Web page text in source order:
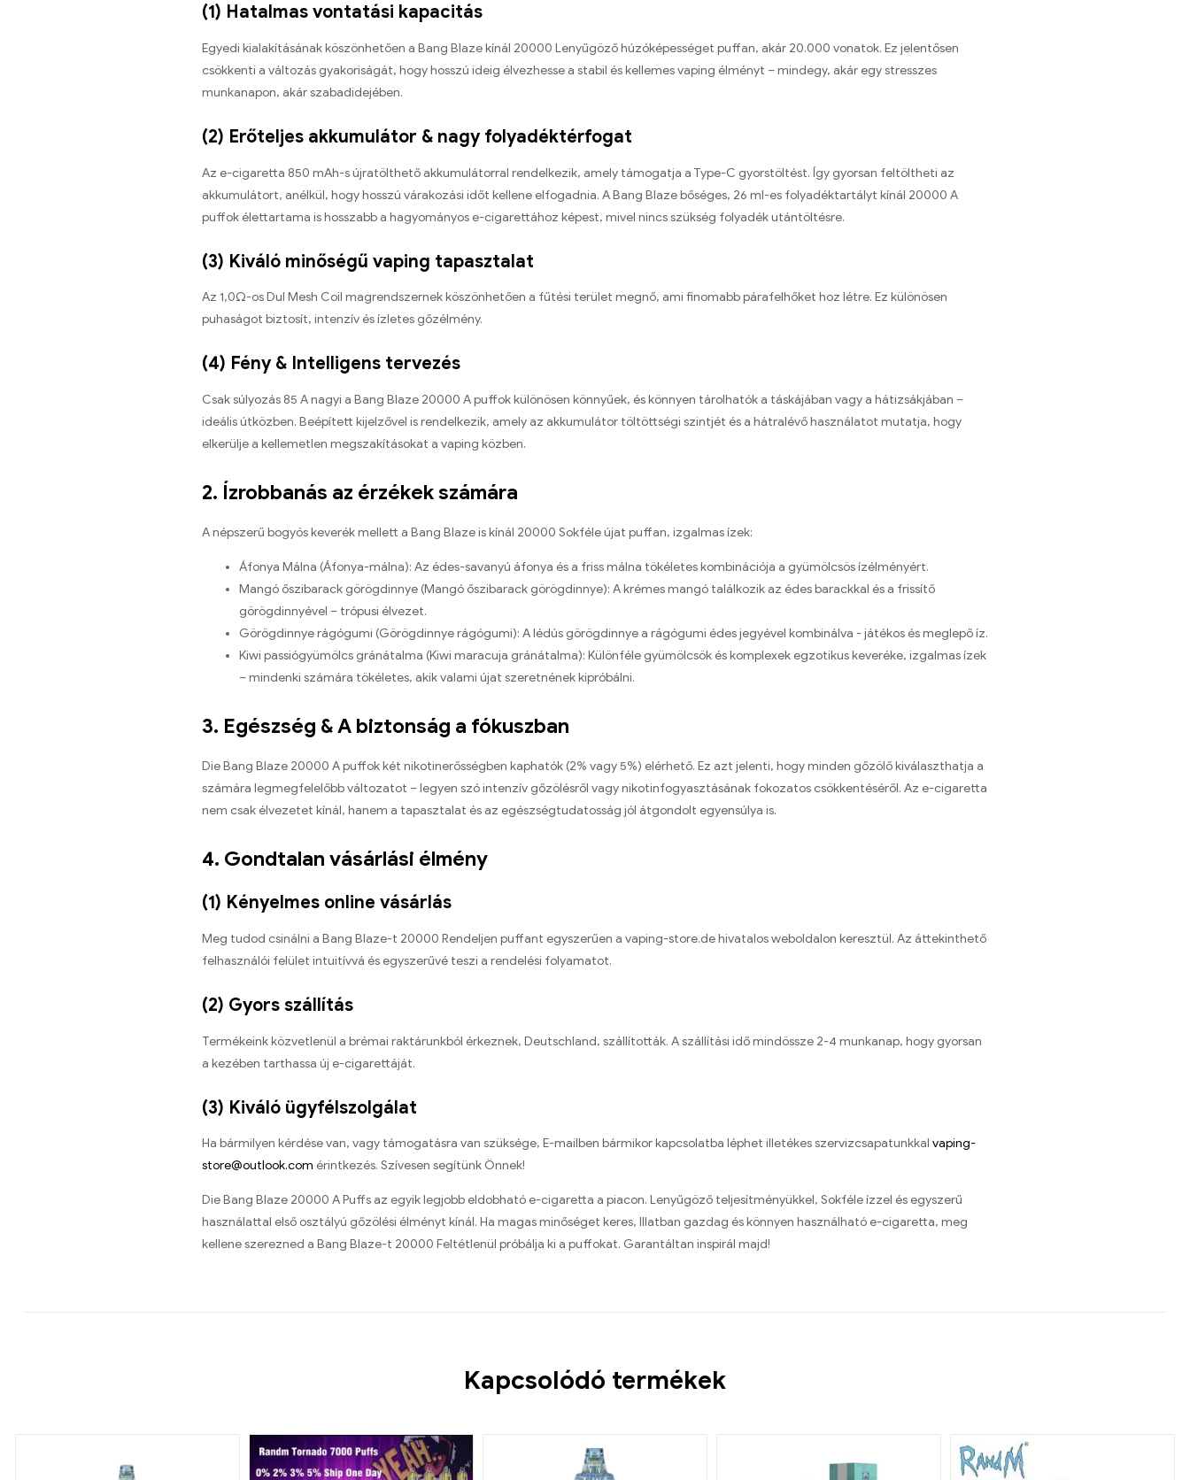
(1) Hatalmas vontatási kapacitás
Egyedi kialakításának köszönhetően a Bang Blaze kínál 20000 Lenyűgöző húzóképességet puffan, akár 20.000 vonatok. Ez jelentősen
csökkenti a változás gyakoriságát, hogy hosszú ideig élvezhesse a stabil és kellemes vaping élményt – mindegy, akár egy stresszes
munkanapon, akár szabadidejében.
(2) Erőteljes akkumulátor & nagy folyadéktérfogat
Az e-cigaretta 850 mAh-s újratölthető akkumulátorral rendelkezik, amely támogatja a Type-C gyorstöltést. Így gyorsan feltöltheti az
akkumulátort, anélkül, hogy hosszú várakozási időt kellene elfogadnia. A Bang Blaze bőséges, 26 ml-es folyadéktartályt kínál 20000 A
puffok élettartama is hosszabb a hagyományos e-cigarettához képest, mivel nincs szükség folyadék utántöltésre.
(3) Kiváló minőségű vaping tapasztalat
Az 1,0Ω-os Dul Mesh Coil magrendszernek köszönhetően a fűtési terület megnő, ami finomabb párafelhőket hoz létre. Ez különösen
puhaságot biztosít, intenzív és ízletes gőzélmény.
(4) Fény & Intelligens tervezés
Csak súlyozás 85 A nagyi a Bang Blaze 20000 A puffok különösen könnyűek, és könnyen tárolhatók a táskájában vagy a hátizsákjában –
ideális útközben. Beépített kijelzővel is rendelkezik, amely az akkumulátor töltöttségi szintjét és a hátralévő használatot mutatja, hogy
elkerülje a kellemetlen megszakításokat a vaping közben.
2. Ízrobbanás az érzékek számára
A népszerű bogyós keverék mellett a Bang Blaze is kínál 20000 Sokféle újat puffan, izgalmas ízek:
Áfonya Málna (Áfonya-málna): Az édes-savanyú áfonya és a friss málna tökéletes kombinációja a gyümölcsös ízélményért.
Mangó őszibarack görögdinnye (Mangó őszibarack görögdinnye): A krémes mangó találkozik az édes barackkal és a frissítő
görögdinnyével – trópusi élvezet.
Görögdinnye rágógumi (Görögdinnye rágógumi): A lédús görögdinnye a rágógumi édes jegyével kombinálva - játékos és meglepő íz.
Kiwi passiógyümölcs gránátalma (Kiwi maracuja gránátalma): Különféle gyümölcsök és komplexek egzotikus keveréke, izgalmas ízek
– mindenki számára tökéletes, akik valami újat szeretnének kipróbálni.
3. Egészség & A biztonság a fókuszban
Die Bang Blaze 20000 A puffok két nikotinerősségben kaphatók (2% vagy 5%) elérhető. Ez azt jelenti, hogy minden gőzölő kiválaszthatja a
számára legmegfelelőbb változatot – legyen szó intenzív gőzölésről vagy nikotinfogyasztásának fokozatos csökkentéséről. Az e-cigaretta
nem csak élvezetet kínál, hanem a tapasztalat és az egészségtudatosság jól átgondolt egyensúlya is.
4. Gondtalan vásárlási élmény
(1) Kényelmes online vásárlás
Meg tudod csinálni a Bang Blaze-t 20000 Rendeljen puffant egyszerűen a vaping-store.de hivatalos weboldalon keresztül. Az áttekinthető
felhasználói felület intuitívvá és egyszerűvé teszi a rendelési folyamatot.
(2) Gyors szállítás
Termékeink közvetlenül a brémai raktárunkból érkeznek, Deutschland, szállították. A szállítási idő mindössze 2-4 munkanap, hogy gyorsan
a kezében tarthassa új e-cigarettáját.
(3) Kiváló ügyfélszolgálat
Ha bármilyen kérdése van, vagy támogatásra van szüksége, E-mailben bármikor kapcsolatba léphet illetékes szervizcsapatunkkal vaping-
store@outlook.com érintkezés. Szívesen segítünk Önnek!
Die Bang Blaze 20000 A Puffs az egyik legjobb eldobható e-cigaretta a piacon. Lenyűgöző teljesítményükkel, Sokféle ízzel és egyszerű
használattal első osztályú gőzölési élményt kínál. Ha magas minőséget keres, Illatban gazdag és könnyen használható e-cigaretta, meg
kellene szerezned a Bang Blaze-t 20000 Feltétlenül próbálja ki a puffokat. Garantáltan inspirál majd!
Kapcsolódó termékek